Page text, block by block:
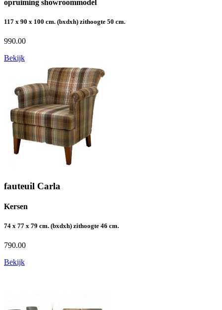
opruiming showroommodel
117 x 90 x 100 cm. (bxdxh) zithoogte 50 cm.
990.00
Bekijk
fauteuil Carla
Kersen
74 x 77 x 79 cm. (bxdxh) zithoogte 46 cm.
790.00
Bekijk